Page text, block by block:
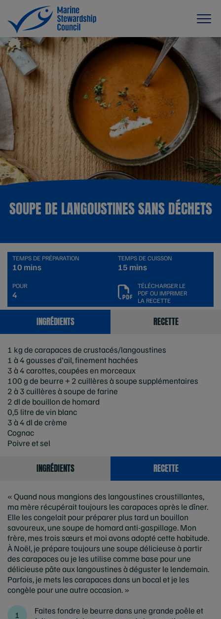
SOUPE DE LANGOUSTINES SANS DÉCHETS
TEMPS DE PRÉPARATION
10 mins
TEMPS DE CUISSON
15 mins
POUR
4
TÉLÉCHARGER LE
PDF OU IMPRIMER
LA RECETTE
INGRÉDIENTS RECETTE
1 kg de carapaces de crustacés/langoustines
1 à 4 gousses d'ail, finement hachées
3 à 4 carottes, coupées en morceaux
100 g de beurre + 2 cuillères à soupe supplémentaires
2 à 3 cuillères à soupe de farine
2 dl de bouillon de homard
0,5 litre de vin blanc
3 à 4 dl de crème
Cognac
Poivre et sel
INGRÉDIENTS RECETTE
« Quand nous mangions des langoustines croustillantes,
ma mère récupérait toujours les carapaces après le dîner.
Elle les congelait pour préparer plus tard un bouillon
savoureux, une soupe de homard anti-gaspillage. Mon
frère, mes trois sœurs et moi avons adopté cette habitude.
À Noël, je prépare toujours une soupe délicieuse à partir
des carapaces ou je les utilise comme base pour une
délicieuse pâte aux langoustines à déguster le lendemain.
Parfois, je mets les carapaces dans un bocal et je les
congèle pour une autre occasion. »
Faites fondre le beurre dans une grande poêle et